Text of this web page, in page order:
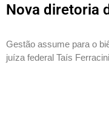
Nova diretoria
Gestão assume para o
juíza federal Taís Ferracini